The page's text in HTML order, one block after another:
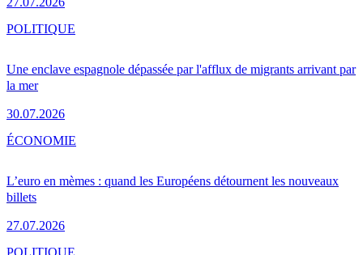
Une enclave espagnole dépassée par l'afflux de migrants arrivant par
la mer
30.07.2026
POLITIQUE
L’euro en mèmes : quand les Européens détournent les nouveaux
billets
27.07.2026
ÉCONOMIE
POLITIQUE